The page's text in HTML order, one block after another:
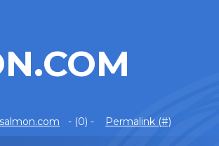
- (0) - Permalink (#)